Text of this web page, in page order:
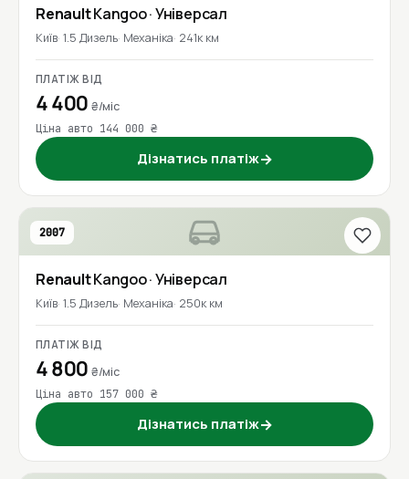
RenaultKangoo· Універсал
Київ 1.5 Дизель Механіка 241к км
ПЛАТІЖ ВІД
4 400₴/міс
Ціна авто 144 000 ₴
Дізнатись платіж→
2007
RenaultKangoo· Універсал
Київ 1.5 Дизель Механіка 250к км
ПЛАТІЖ ВІД
4 800₴/міс
Ціна авто 157 000 ₴
Дізнатись платіж→